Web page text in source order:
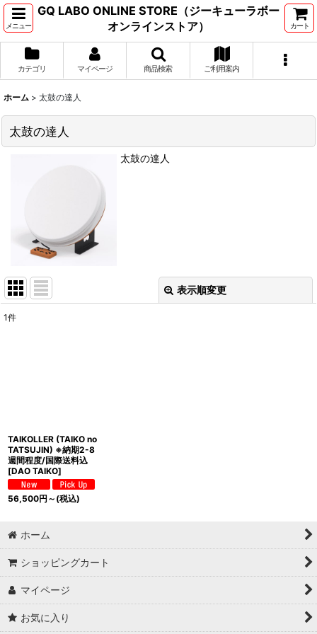
メニュー
GQ LABO ONLINE STORE（ジーキューラボー
オンラインストア）
カート
カテゴリ マイページ 商品検索 ご利用案内
ホーム > 太鼓の達人
太鼓の達人
太鼓の達人
表示順変更
1件
TAIKOLLER (TAIKO no
TATSUJIN) ※納期2-8
週間程度/国際送料込
[DAO TAIKO]
56,500円 ～ (税込)
ホーム
ショッピングカート
マイページ
お気に入り